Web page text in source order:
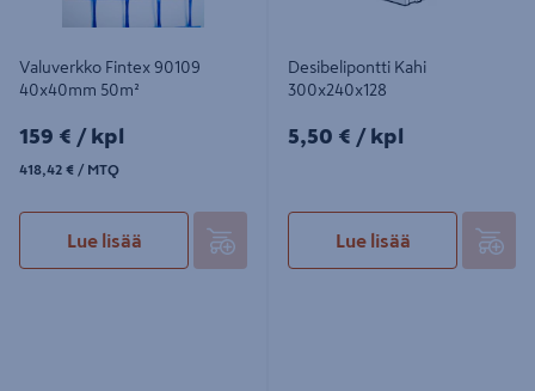
Valuverkko Fintex 90109
40x40mm 50m²
159€/kpl
159 € / kpl
418,42€/MTQ
418,42 € / MTQ
Lue lisää
Desibelipontti Kahi
300x240x128
5,50€/kpl
5,50 € / kpl
Lue lisää